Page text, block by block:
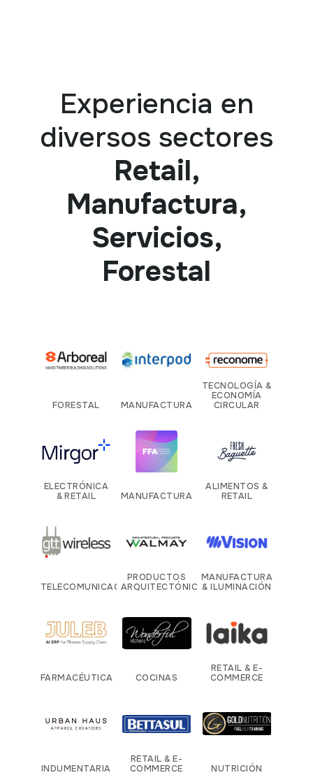
Experiencia en
diversos sectores
Retail,
Manufactura,
Servicios,
Forestal
FORESTAL MANUFACTURA
TECNOLOGÍA &
ECONOMÍA
CIRCULAR
ELECTRÓNICA
& RETAIL
MANUFACTURA
ALIMENTOS &
RETAIL
TELECOMUNICACIONES
PRODUCTOS
ARQUITECTÓNICOS
MANUFACTURA
& ILUMINACIÓN
FARMACÉUTICA COCINAS
RETAIL & E-
COMMERCE
INDUMENTARIA
RETAIL & E-
COMMERCE
NUTRICIÓN